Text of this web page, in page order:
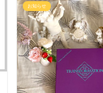
お知らせ